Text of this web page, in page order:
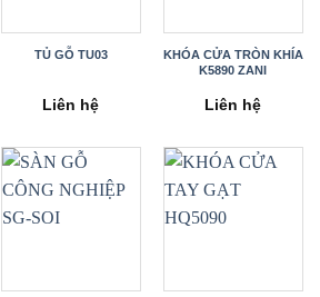
TỦ GỖ TU03
Liên hệ
KHÓA CỬA TRÒN KHÍA
K5890 ZANI
Liên hệ